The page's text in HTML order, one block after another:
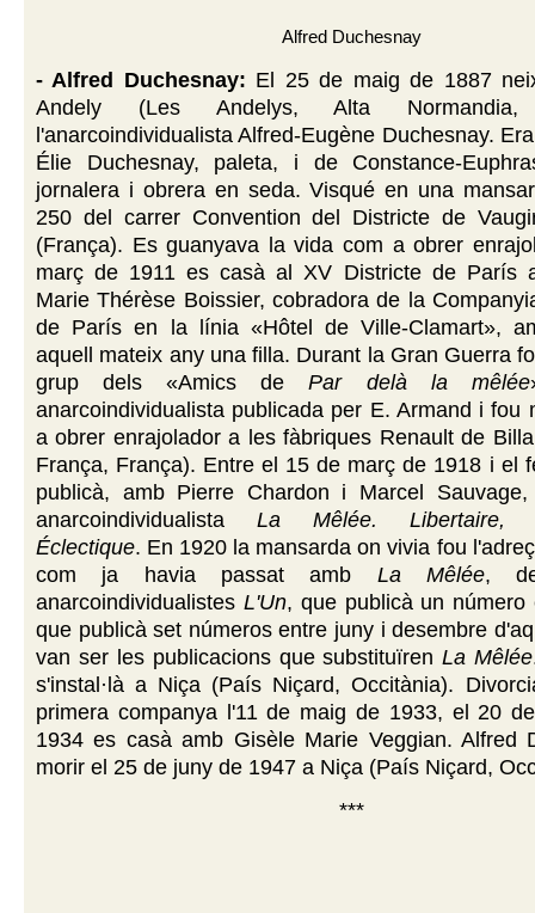
Alfred Duchesnay
- Alfred Duchesnay: El 25 de maig de 1887
Andely (Les Andelys, Alta Normandia,
l'anarcoindividualista Alfred-Eugène Duchesnay.
Élie Duchesnay, paleta, i de Constance-
jornalera i obrera en seda. Visqué en una
250 del carrer Convention del Districte de
(França). Es guanyava la vida com a obrer
març de 1911 es casà al XV Districte de París
Marie Thérèse Boissier, cobradora de la
de París en la línia «Hôtel de Ville-Clamart»,
aquell mateix any una filla. Durant la Gran Guerra
grup dels «Amics dePar delà la mêlée
anarcoindividualista publicada per E. Armand i fou
a obrer enrajolador a les fàbriques Renault de
França, França). Entre el 15 de març de 1918 i el
publicà, amb Pierre Chardon i Marcel
anarcoindividualista La Mêlée. Libertaire,
Éclectique. En 1920 la mansarda on vivia fou
com ja havia passat amb La Mêlée,
anarcoindividualistes L'Un, que publicà un
que publicà set números entre juny i desembre
van ser les publicacions que substituïrenLa Mêlée
s'instal·là a Niça (País Niçard, Occitània).
primera companya l'11 de maig de 1933, el 20
1934 es casà amb Gisèle Marie Veggian. Alfred
morir el 25 de juny de 1947 a Niça (País Niçard,
***